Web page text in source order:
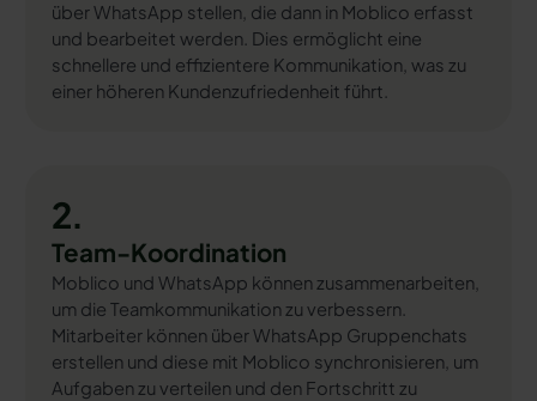
über WhatsApp stellen, die dann in Moblico erfasst
und bearbeitet werden. Dies ermöglicht eine
schnellere und effizientere Kommunikation, was zu
einer höheren Kundenzufriedenheit führt.
2.
Team-Koordination
Moblico und WhatsApp können zusammenarbeiten,
um die Teamkommunikation zu verbessern.
Mitarbeiter können über WhatsApp Gruppenchats
erstellen und diese mit Moblico synchronisieren, um
Aufgaben zu verteilen und den Fortschritt zu